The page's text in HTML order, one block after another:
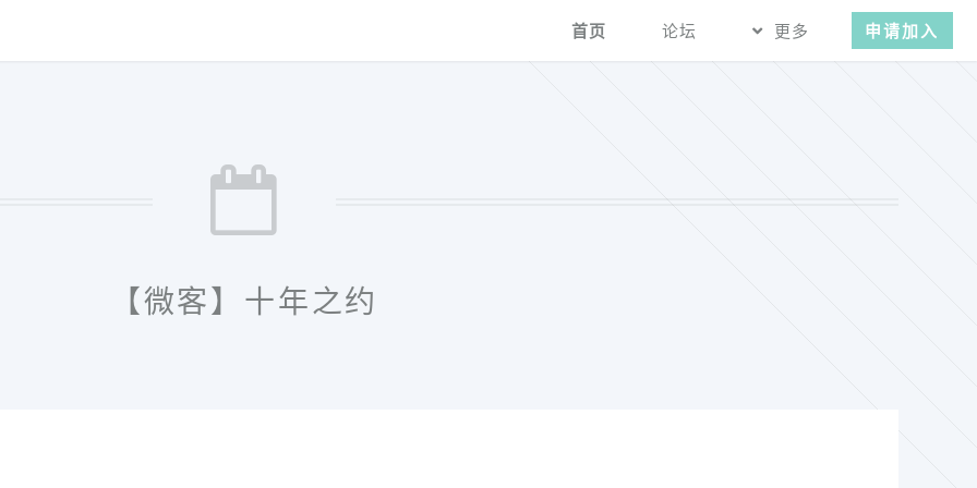
首页 论坛 更多 申请加入
【微客】十年之约